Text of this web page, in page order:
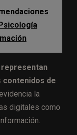
contenidos de
la
digitales como